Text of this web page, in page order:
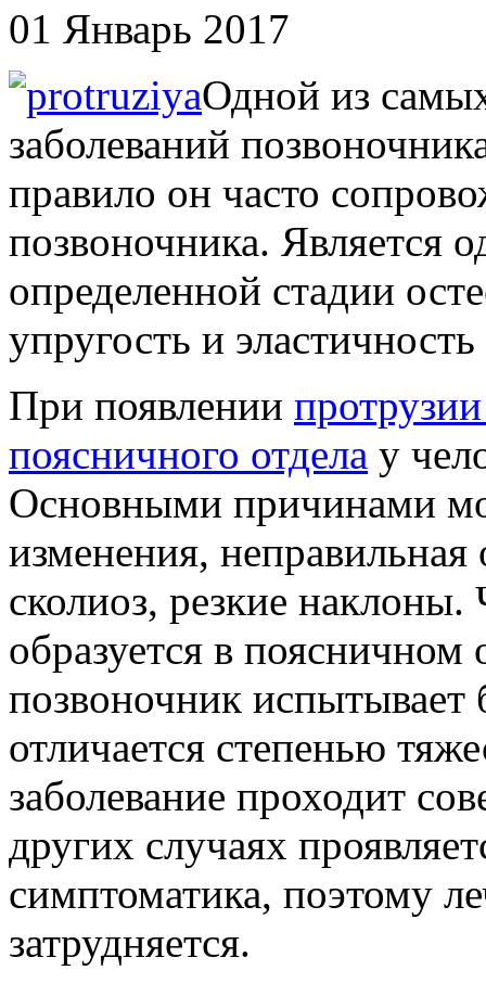
01 Январь 2017
Одной из
заболеваний
правило он часто
позвоночника. Является
определенной стадии
упругость и
При появлении
поясничного отдела у
Основными причинами
изменения, неправильная
сколиоз, резкие наклоны.
образуется в
позвоночник испытывает
отличается степенью
заболевание проходит
других случаях
симптоматика, поэтому
затрудняется.